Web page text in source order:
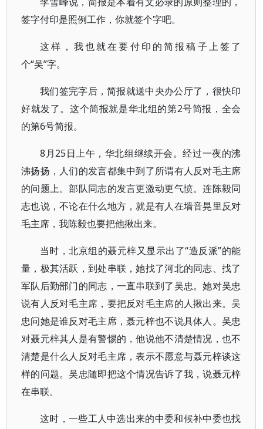
签字付印是照例工作，你就签个字吧。
这样，我也就在要付印的简报稿子上签了
个“吴”字。
我们签完字后，简报就送中央办公厅了，很快印
好就发了。这个简报就是华北组的第2号简报，全会
的第6号简报。
8月25日上午，华北组继续开会。经过一夜的沸
沸扬扬，人们的发言都集中到了所谓有人反对毛主席
的问题上。部队同志的发言更激动更气愤。连陈毅同
志也说，不论在什么地方，就是有人在墙音晃里反对
毛主席，我陈毅也要把他揪出来。
当时，北京组的聂元梓又显示出了“造反派”的能
量，极其活跃，到处串联，她找了河北的同志、找了
军队后勤部门的同志，一直串联到了吴忠。她对吴忠
说有人反对毛主席，要把反对毛主席的人揪出来。吴
忠问她是谁反对毛主席，聂元梓也不说具体人。吴忠
对聂元梓其人是有警惕的，他说他不清楚情况，也不
清楚是什么人反对毛主席，表示不愿意与聂元梓谈这
样的问题。吴忠随即把这个情况告诉了我，说聂元梓
在串联。
这时，一些工人中选出来的中委和候补中委也找